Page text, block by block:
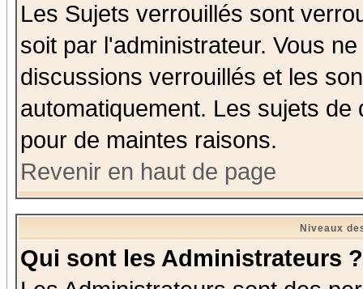
Les Sujets verrouillés sont
soit par l'administrateur. Vous
discussions verrouillés et les
automatiquement. Les sujets
pour de maintes raisons.
Revenir en haut de page
Niveaux
Qui sont les Administrateurs ?